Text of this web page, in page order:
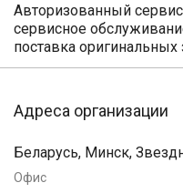
Авторизованный
сервисное
поставка оригинальных
Адреса организации
Беларусь, Минск,
Офис